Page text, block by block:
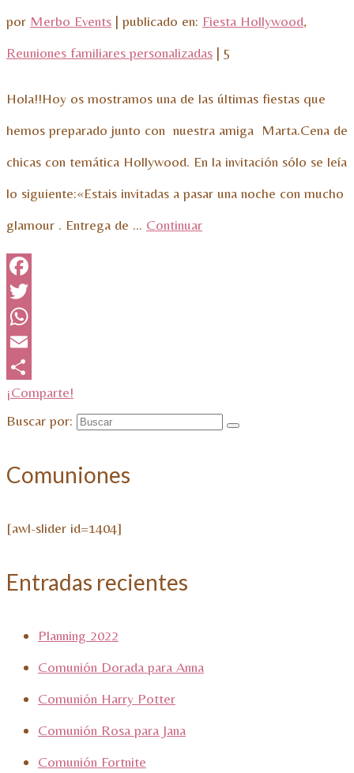
por Merbo Events | publicado en: Fiesta Hollywood,
Reuniones familiares personalizadas | 5
Hola!!Hoy os mostramos una de las últimas fiestas que
hemos preparado junto con nuestra amiga Marta.Cena de
chicas con temática Hollywood. En la invitación sólo se leía
lo siguiente:«Estais invitadas a pasar una noche con mucho
glamour . Entrega de … Continuar
Facebook
Twitter
WhatsApp
Email
¡Comparte!
Buscar por:
Comuniones
[awl-slider id=1404]
Entradas recientes
Planning 2022
Comunión Dorada para Anna
Comunión Harry Potter
Comunión Rosa para Jana
Comunión Fortnite